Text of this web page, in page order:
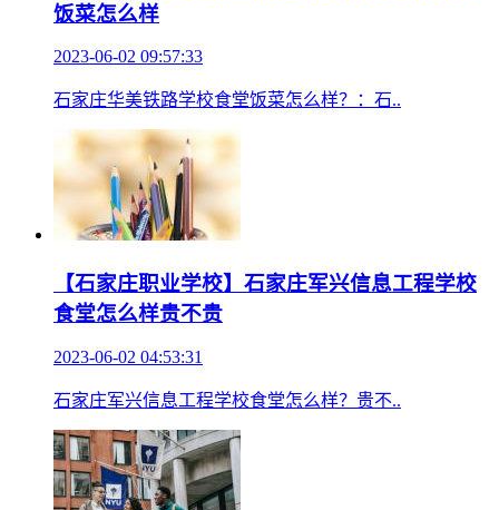
饭菜怎么样
2023-06-02 09:57:33
石家庄华美铁路学校食堂饭菜怎么样？：石..
【石家庄职业学校】石家庄军兴信息工程学校
食堂怎么样贵不贵
2023-06-02 04:53:31
石家庄军兴信息工程学校食堂怎么样？贵不..